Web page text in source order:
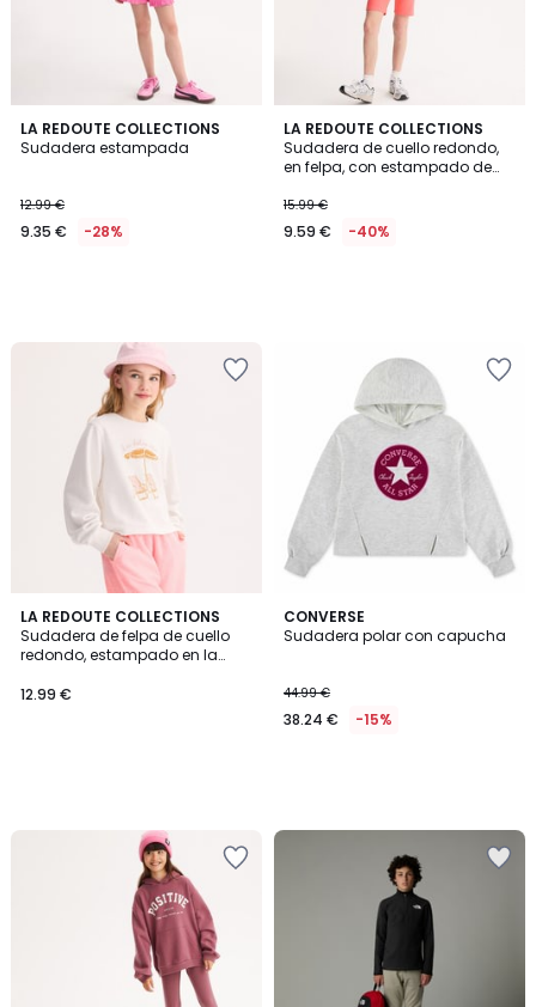
LA REDOUTE COLLECTIONS
Sudadera estampada
12.99 €
9.35 € -28%
LA REDOUTE COLLECTIONS
Sudadera de cuello redondo,
en felpa, con estampado de
15.99 €
9.59 € -40%
LA REDOUTE COLLECTIONS
Sudadera de felpa de cuello
redondo, estampado en la
12.99 €
CONVERSE
Sudadera polar con capucha
44.99 €
38.24 € -15%